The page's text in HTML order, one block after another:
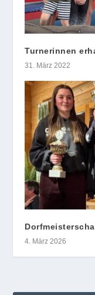
Turnerinnen
31. März 2022
4. März 2026